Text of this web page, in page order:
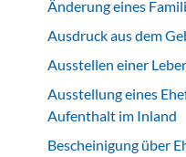
Änderung eines
Ausdruck aus dem
Ausstellen einer
Ausstellung eines
Aufenthalt im Inland
Bescheinigung über